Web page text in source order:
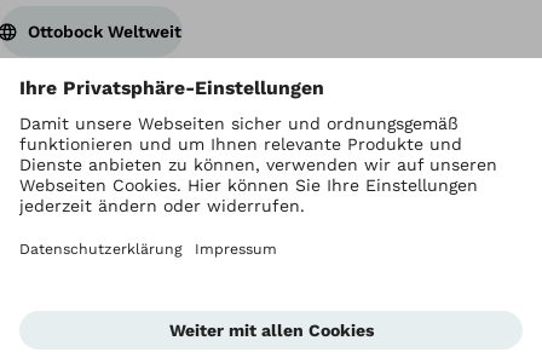
Ottobock Weltweit
Urheberrecht liegt bei Ottobock
Datenschutzeinstellungen
Datenschutzhinweise
Nutzungsbedingungen
Global Website